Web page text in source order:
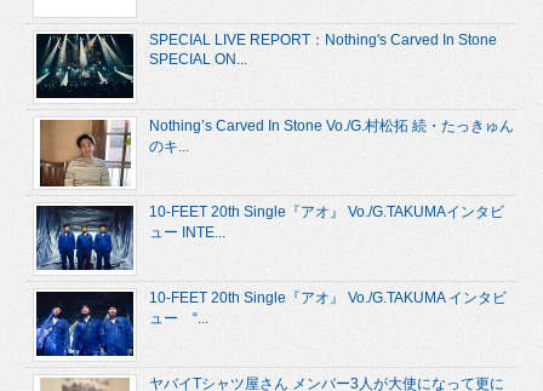
SPECIAL LIVE REPORT：Nothing's Carved In Stone
SPECIAL ON...
Nothing’s Carved In Stone Vo./G.村松拓 続・たっきゅん
のキ...
10-FEET 20th Single『アオ』 Vo./G.TAKUMAインタビ
ュー INTE...
10-FEET 20th Single『アオ』 Vo./G.TAKUMA インタビ
ュー “...
ヤバイTシャツ屋さん メンバー3人が大使になって更に